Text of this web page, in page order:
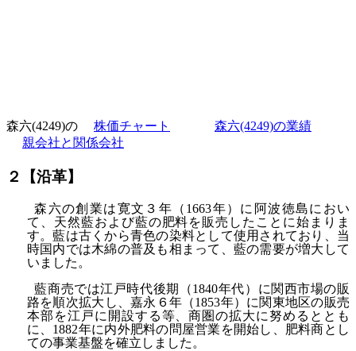
森六(4249)の 株価チャート
森六(4249)の業績
親会社と関係会社
２【沿革】
森六の創業は寛文３年（1663年）に阿波徳島におい
て、天然藍および藍の肥料を販売したことに始まりま
す。藍は古くから青色の染料として使用されており、当
時国内では木綿の普及も相まって、藍の需要が増大して
いました。
藍商売では江戸時代後期（1840年代）に関西市場の販
路を順次拡大し、嘉永６年（1853年）に関東地区の販売
本部を江戸に開設する等、商圏の拡大に努めるととも
に、1882年に内外肥料の問屋営業を開始し、肥料商とし
ての事業基盤を確立しました。